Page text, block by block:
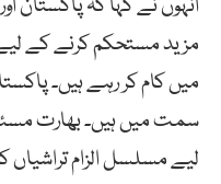
مزید مستحکم کرنے کے
میں کام کر رہے ہیں۔
سمت میں ہیں۔ بھارت
لیے مسلسل الزام تراشیاں